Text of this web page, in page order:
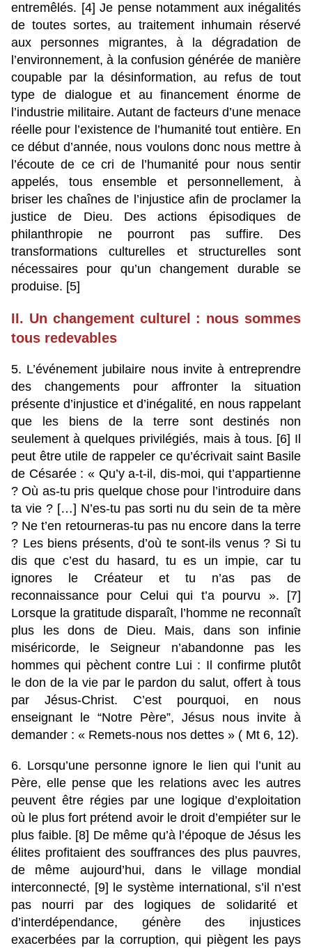
entremêlés. [4] Je pense notamment aux inégalités
de toutes sortes, au traitement inhumain réservé
aux personnes migrantes, à la dégradation de
l’environnement, à la confusion générée de manière
coupable par la désinformation, au refus de tout
type de dialogue et au financement énorme de
l’industrie militaire. Autant de facteurs d’une menace
réelle pour l’existence de l’humanité tout entière. En
ce début d’année, nous voulons donc nous mettre à
l’écoute de ce cri de l’humanité pour nous sentir
appelés, tous ensemble et personnellement, à
briser les chaînes de l’injustice afin de proclamer la
justice de Dieu. Des actions épisodiques de
philanthropie ne pourront pas suffire. Des
transformations culturelles et structurelles sont
nécessaires pour qu’un changement durable se
produise. [5]
II. Un changement culturel : nous sommes
tous redevables
5. L’événement jubilaire nous invite à entreprendre
des changements pour affronter la situation
présente d’injustice et d’inégalité, en nous rappelant
que les biens de la terre sont destinés non
seulement à quelques privilégiés, mais à tous. [6] Il
peut être utile de rappeler ce qu’écrivait saint Basile
de Césarée : « Qu’y a-t-il, dis-moi, qui t’appartienne
? Où as-tu pris quelque chose pour l’introduire dans
ta vie ? […] N’es-tu pas sorti nu du sein de ta mère
? Ne t’en retourneras-tu pas nu encore dans la terre
? Les biens présents, d’où te sont-ils venus ? Si tu
dis que c’est du hasard, tu es un impie, car tu
ignores le Créateur et tu n’as pas de
reconnaissance pour Celui qui t’a pourvu ». [7]
Lorsque la gratitude disparaît, l’homme ne reconnaît
plus les dons de Dieu. Mais, dans son infinie
miséricorde, le Seigneur n’abandonne pas les
hommes qui pèchent contre Lui : Il confirme plutôt
le don de la vie par le pardon du salut, offert à tous
par Jésus-Christ. C’est pourquoi, en nous
enseignant le “Notre Père”, Jésus nous invite à
demander : « Remets-nous nos dettes » ( Mt 6, 12).
6. Lorsqu’une personne ignore le lien qui l’unit au
Père, elle pense que les relations avec les autres
peuvent être régies par une logique d’exploitation
où le plus fort prétend avoir le droit d’empiéter sur le
plus faible. [8] De même qu’à l’époque de Jésus les
élites profitaient des souffrances des plus pauvres,
de même aujourd’hui, dans le village mondial
interconnecté, [9] le système international, s’il n’est
pas nourri par des logiques de solidarité et
d’interdépendance, génère des injustices
exacerbées par la corruption, qui piègent les pays